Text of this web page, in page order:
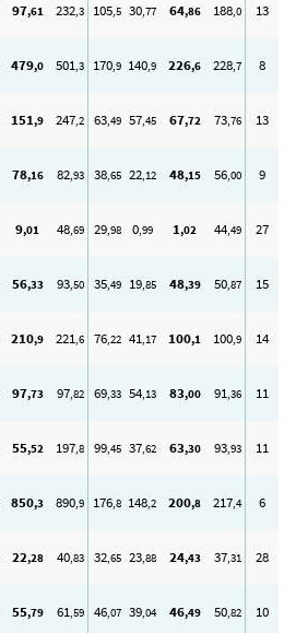
97,61 232,3 105,5 30,77 64,86 188,0 13
479,0 501,3 170,9 140,9 226,6 228,7 8
151,9 247,2 63,49 57,45 67,72 73,76 13
78,16 82,93 38,65 22,12 48,15 56,00 9
9,01 48,69 29,98 0,99 1,02 44,49 27
56,33 93,50 35,49 19,85 48,39 50,87 15
210,9 221,6 76,22 41,17 100,1 100,9 14
97,73 97,82 69,33 54,13 83,00 91,36 11
55,52 197,8 99,45 37,62 63,30 93,93 11
850,3 890,9 176,8 148,2 200,8 217,4 6
22,28 40,83 32,65 23,88 24,43 37,31 28
55,79 61,59 46,07 39,04 46,49 50,82 10